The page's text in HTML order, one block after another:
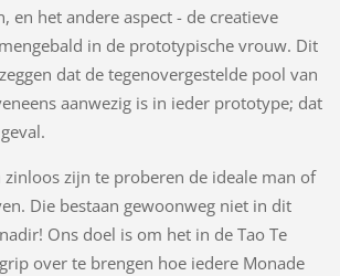
en het andere aspect - de creatieve
in de prototypische vrouw. Dit
dat de tegenovergestelde pool van
aanwezig is in ieder prototype; dat
zijn te proberen de ideale man of
Die bestaan gewoonweg niet in dit
Ons doel is om het in de Tao Te
over te brengen hoe iedere Monade